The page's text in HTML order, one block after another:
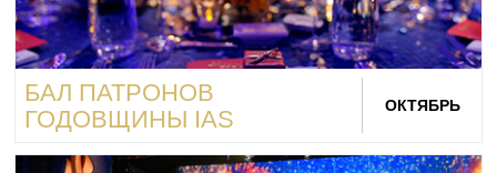
БАЛ ПАТРОНОВ
ГОДОВЩИНЫ IAS
ОКТЯБРЬ